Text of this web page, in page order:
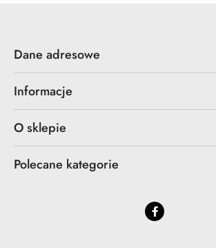
Dane adresowe
Informacje
O sklepie
Polecane kategorie